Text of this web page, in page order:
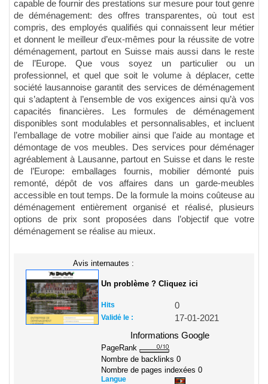
capable de fournir des prestations sur mesure pour tout genre
de déménagement: des offres transparentes, où tout est
compris, des employés qualifiés qui connaissent leur métier
et donnent le meilleur d’eux-mêmes pour la réussite de votre
déménagement, partout en Suisse mais aussi dans le reste
de l’Europe. Que vous soyez un particulier ou un
professionnel, et quel que soit le volume à déplacer, cette
société lausannoise garantit des services de déménagement
qui s’adaptent à l’ensemble de vos exigences ainsi qu’à vos
capacités financières. Les formules de déménagement
disponibles sont modulables et personnalisables, et incluent
l’emballage de votre mobilier ainsi que l’aide au montage et
démontage de vos meubles. Des services pour déménager
agréablement à Lausanne, partout en Suisse et dans le reste
de l’Europe: emballages fournis, mobilier démonté puis
remonté, dépôt de vos affaires dans un garde-meubles
accessible en tout temps. De la formule la moins coûteuse au
déménagement entièrement organisé et réalisé, plusieurs
options de prix sont proposées dans l’objectif que votre
déménagement se réalise au mieux.
Avis internautes :
Un problème ? Cliquez ici
Hits 0
Validé le :
17-01-2021
Informations Google
PageRank
Nombre de backlinks 0
Nombre de pages indexées 0
Langue